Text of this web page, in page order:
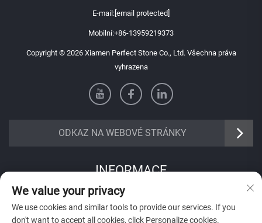
E-mail: [email protected]
Mobilní:+86-13959219373
Copyright © 2026 Xiamen Perfect Stone Co., Ltd. Všechna práva
vyhrazena
ODKAZ NA WEBOVÉ STRÁNKY
INFORMACE
Přihlaste se k odběru našeho týdenního newsletteru
We value your privacy
We use cookies and similar tools to provide our services. If you
don't want to accept all cookies, click Personalize cookies.